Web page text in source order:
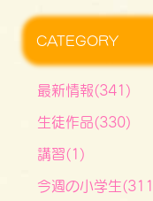
CATEGORY
最新情報(341)
生徒作品(330)
講習(1)
今週の小学生